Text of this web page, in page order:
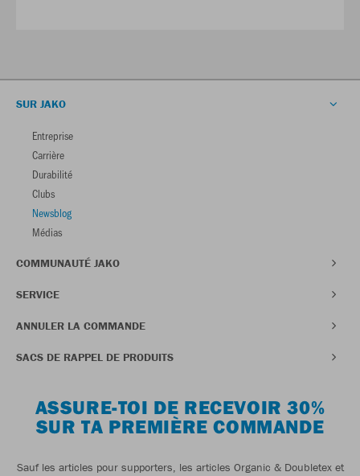
SUR JAKO
Entreprise
Carrière
Durabilité
Clubs
Newsblog
Médias
COMMUNAUTÉ JAKO
SERVICE
ANNULER LA COMMANDE
SACS DE RAPPEL DE PRODUITS
ASSURE-TOI DE RECEVOIR 30%
SUR TA PREMIÈRE COMMANDE
Sauf les articles pour supporters, les articles Organic & Doubletex et